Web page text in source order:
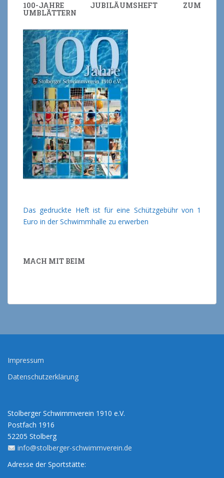
100-JAHRE JUBILÄUMSHEFT ZUM
UMBLÄTTERN
Das gedruckte Heft ist für eine Schützgebühr von 1
Euro in der Schwimmhalle zu erwerben
MACH MIT BEIM
Impressum
Datenschutzerklärung
Stolberger Schwimmverein 1910 e.V.
Postfach 1916
52205 Stolberg
info@stolberger-schwimmverein.de
Adresse der Sportstätte: